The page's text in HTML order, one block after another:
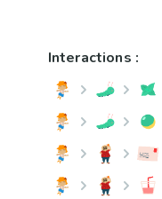
Interactions :